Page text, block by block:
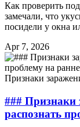
Как проверить
замечали, что
посидели у окна
Apr 7, 2026
Признаки
### Признаки
распознать